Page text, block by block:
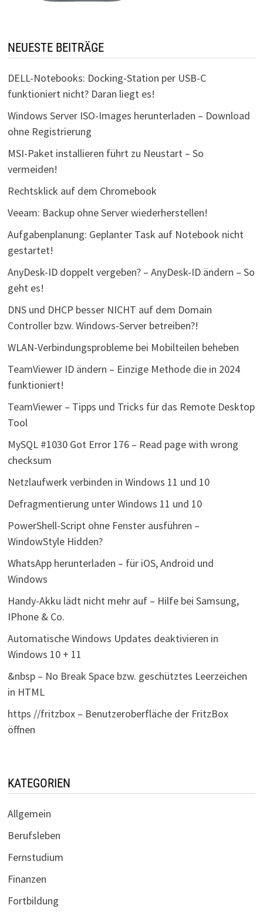
NEUESTE BEITRÄGE
DELL-Notebooks: Docking-Station per USB-C
funktioniert nicht? Daran liegt es!
Windows Server ISO-Images herunterladen – Download
ohne Registrierung
MSI-Paket installieren führt zu Neustart – So
vermeiden!
Rechtsklick auf dem Chromebook
Veeam: Backup ohne Server wiederherstellen!
Aufgabenplanung: Geplanter Task auf Notebook nicht
gestartet!
AnyDesk-ID doppelt vergeben? – AnyDesk-ID ändern – So
geht es!
DNS und DHCP besser NICHT auf dem Domain
Controller bzw. Windows-Server betreiben?!
WLAN-Verbindungsprobleme bei Mobilteilen beheben
TeamViewer ID ändern – Einzige Methode die in 2024
funktioniert!
TeamViewer – Tipps und Tricks für das Remote Desktop
Tool
MySQL #1030 Got Error 176 – Read page with wrong
checksum
Netzlaufwerk verbinden in Windows 11 und 10
Defragmentierung unter Windows 11 und 10
PowerShell-Script ohne Fenster ausführen –
WindowStyle Hidden?
WhatsApp herunterladen – für iOS, Android und
Windows
Handy-Akku lädt nicht mehr auf – Hilfe bei Samsung,
IPhone & Co.
Automatische Windows Updates deaktivieren in
Windows 10 + 11
&nbsp – No Break Space bzw. geschütztes Leerzeichen
in HTML
https //fritzbox – Benutzeroberfläche der FritzBox
öffnen
KATEGORIEN
Allgemein
Berufsleben
Fernstudium
Finanzen
Fortbildung